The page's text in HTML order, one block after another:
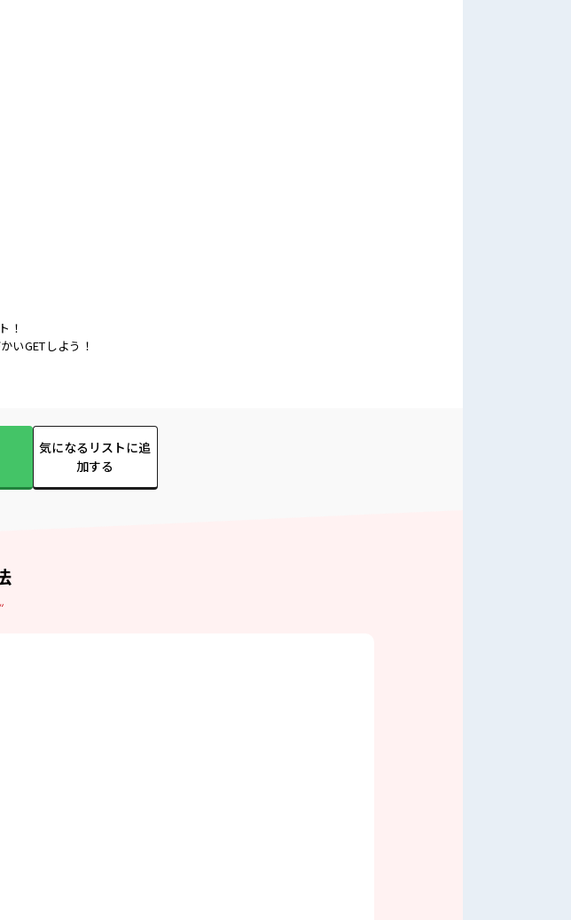
！
いGETしよう！
気になるリストに追
加する